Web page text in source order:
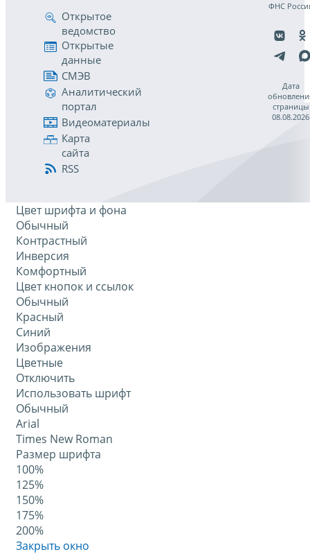
Открытое
ведомство
Открытые
данные
СМЭВ
Аналитический
портал
Видеоматериалы
Карта
сайта
RSS
ФНС
Дата
страницы
08.08.2026
Цвет шрифта и фона
Обычный
Контрастный
Инверсия
Комфортный
Цвет кнопок и ссылок
Обычный
Красный
Синий
Изображения
Цветные
Отключить
Использовать шрифт
Обычный
Arial
Times New Roman
Размер шрифта
100%
125%
150%
175%
200%
Закрыть окно